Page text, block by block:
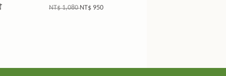
NT$ 1,080NT$ 950